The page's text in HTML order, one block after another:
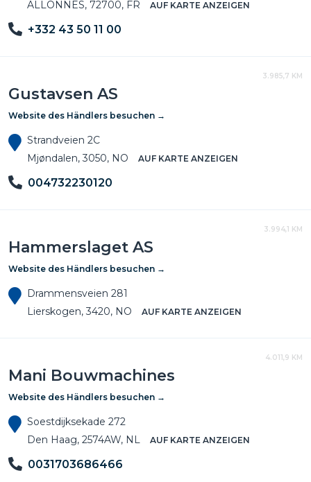
ALLONNES, 72700, FR AUF KARTE ANZEIGEN
+332 43 50 11 00
3.985,7 KM
Gustavsen AS
Website des Händlers besuchen →
Strandveien 2C
Mjøndalen, 3050, NO
AUF KARTE ANZEIGEN
004732230120
3.994,1 KM
Hammerslaget AS
Website des Händlers besuchen →
Drammensveien 281
Lierskogen, 3420, NO
AUF KARTE ANZEIGEN
4.011,9 KM
Mani Bouwmachines
Website des Händlers besuchen →
Soestdijksekade 272
Den Haag, 2574AW, NL
AUF KARTE ANZEIGEN
0031703686466